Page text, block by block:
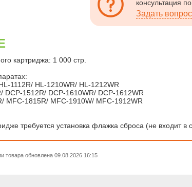
консультация
Задать вопрос
картриджа: 1 000 стр.
1112R/ HL-1210WR/ HL-1212WR
DCP-1512R/ DCP-1610WR/ DCP-1612WR
MFC-1815R/ MFC-1910W/ MFC-1912WR
требуется установка флажка сброса (не входит в
товара обновлена 09.08.2026 16:15